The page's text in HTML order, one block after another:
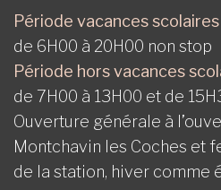
Période vacances scolaires
de 6H00 à 20H00 non stop
Période hors vacances
de 7H00 à 13H00 et de
Ouverture générale à
Montchavin les Coches et
de la station, hiver comme